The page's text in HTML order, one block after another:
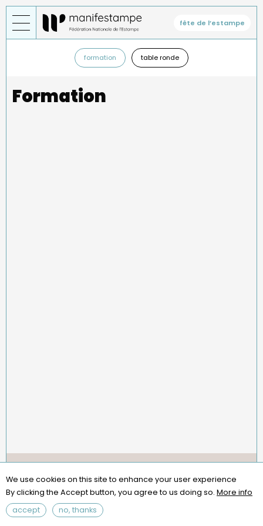
Skip
to
main
fête de l’estampe
Général
—
sous-
formation table ronde
Formation
Menu
Pied
de
page
assemblées générales
contact
questions fréquentes
mentions légales
We use cookies on this site to enhance your user experience
By clicking the Accept button, you agree to us doing so. More info
accept
no, thanks